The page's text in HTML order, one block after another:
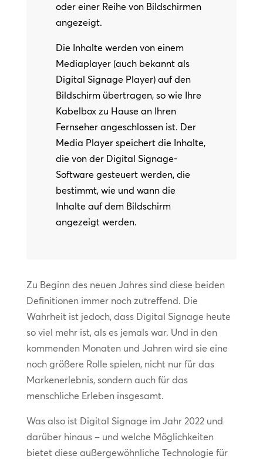
oder einer Reihe von Bildschirmen
angezeigt.
Die Inhalte werden von einem
Mediaplayer (auch bekannt als
Digital Signage Player) auf den
Bildschirm übertragen, so wie Ihre
Kabelbox zu Hause an Ihren
Fernseher angeschlossen ist. Der
Media Player speichert die Inhalte,
die von der Digital Signage-
Software gesteuert werden, die
bestimmt, wie und wann die
Inhalte auf dem Bildschirm
angezeigt werden.
Zu Beginn des neuen Jahres sind diese beiden
Definitionen immer noch zutreffend. Die
Wahrheit ist jedoch, dass Digital Signage heute
so viel mehr ist, als es jemals war. Und in den
kommenden Monaten und Jahren wird sie eine
noch größere Rolle spielen, nicht nur für das
Markenerlebnis, sondern auch für das
menschliche Erleben insgesamt.
Was also ist Digital Signage im Jahr 2022 und
darüber hinaus – und welche Möglichkeiten
bietet diese außergewöhnliche Technologie für